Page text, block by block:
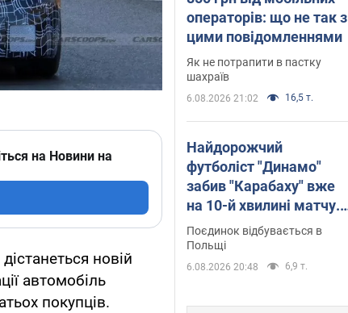
на Новини на
дістанеться новій
автомобіль
покупців.
операторів: що не так з
цими повідомленнями
Як не потрапити в пастку
шахраїв
6.08.2026 21:02 16,5 т.
Найдорожчий
футболіст "Динамо"
забив "Карабаху" вже
на 10-й хвилині матчу.
Відео
Поєдинок відбувається в
Польщі
6.08.2026 20:48 6,9 т.